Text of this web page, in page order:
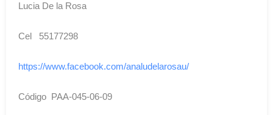
Lucia De la Rosa
Cel 55177298
https://www.facebook.com/analudelarosau/
Código PAA-045-06-09